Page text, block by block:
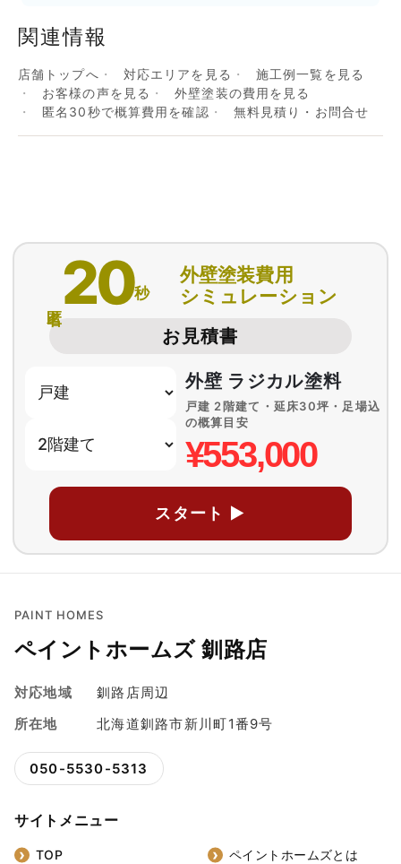
関連情報
店舗トップへ 対応エリアを見る
施工例一覧を見る
お客様の声を見る
外壁塗装の費用を見る
匿名30秒で概算費用を確認
無料見積り・お問合せ
20秒
外壁塗装費用
シミュレーション
お見積書
外壁 ラジカル塗料
戸建 2階建て・延床30坪・足場込
の概算目安
¥553,000
スタート ▶
PAINT HOMES
ペイントホームズ 釧路店
対応地域
釧路店周辺
所在地
北海道釧路市新川町1番9号
050-5530-5313
サイトメニュー
TOP ペイントホームズとは